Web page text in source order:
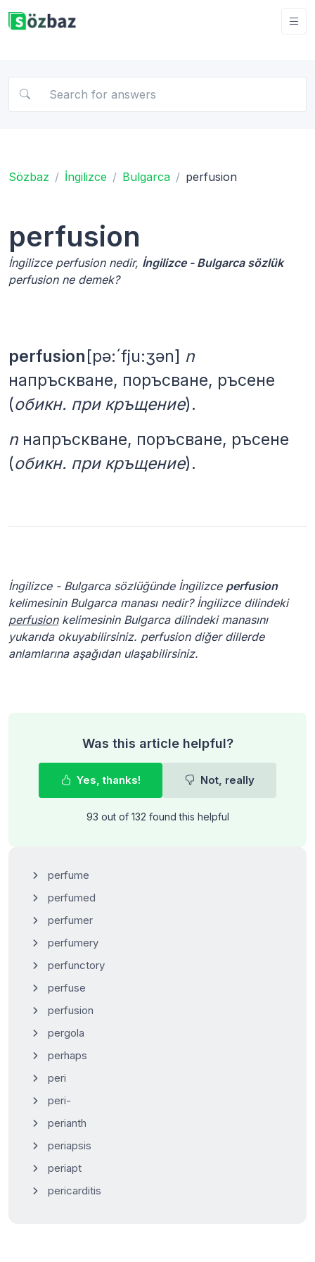
Sözbaz İngilizce Bulgarca perfusion
perfusion
İngilizce perfusion nedir, İngilizce - Bulgarca sözlük
perfusion ne demek?
perfusion[pə:´fju:ʒən] n
напръскване, поръсване, ръсене
(обикн. при кръщение).
n напръскване, поръсване, ръсене
(обикн. при кръщение).
İngilizce - Bulgarca sözlüğünde İngilizce perfusion
kelimesinin Bulgarca manası nedir? İngilizce dilindeki
perfusionkelimesinin Bulgarca dilindeki manasını
yukarıda okuyabilirsiniz. perfusion diğer dillerde
anlamlarına aşağıdan ulaşabilirsiniz.
Was this article helpful?
Yes, thanks! Not, really
93 out of 132 found this helpful
perfume
perfumed
perfumer
perfumery
perfunctory
perfuse
perfusion
pergola
perhaps
peri
peri-
perianth
periapsis
periapt
pericarditis